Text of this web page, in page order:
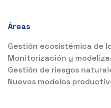
Áreas
Gestión ecosistémica de
Monitorización y
Gestión de riesgos
Nuevos modelos